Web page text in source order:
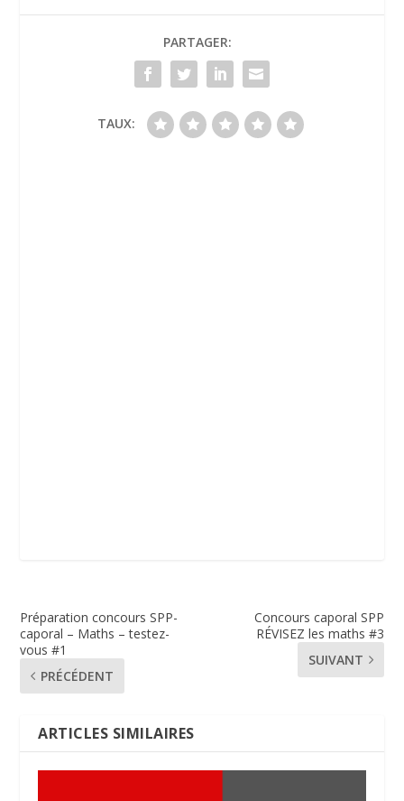
PARTAGER:
TAUX:
Préparation concours SPP-
caporal – Maths – testez-
vous #1
PRÉCÉDENT
Concours caporal SPP
RÉVISEZ les maths #3
SUIVANT
ARTICLES SIMILAIRES